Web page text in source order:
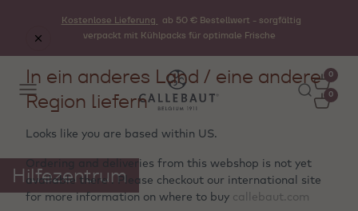
Kostenlose Lieferung
ab 50 € Bestellwert - sorgfältig
verpackt mit Kühlpacks für optimale Frische
0
0
Hilfezentrum
In ein anderes Land / eine andere
Region liefern
Looks like you are based within US.
Ordering and deliveries from this webshop is not yet
available there . Please checkout our international site
for more information on where to buy callebaut.com